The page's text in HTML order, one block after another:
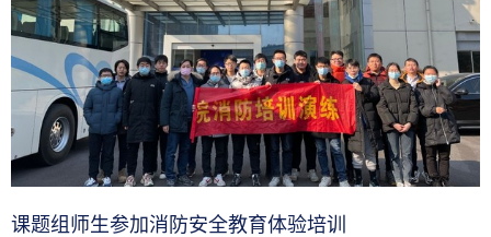
课题组师生参加消防安全教育体验培训